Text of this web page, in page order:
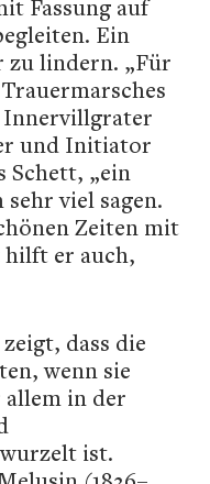
Fassung auf
Ein
lindern. „Für
Innervillgrater
und Initiator
Schett, „ein
viel sagen.
Zeiten mit
hilft er auch,
dass die
wenn sie
in der
ist.